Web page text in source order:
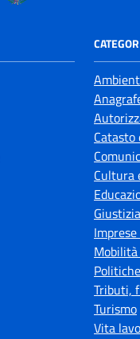
Cultura
Tributi,
Turismo
Vita